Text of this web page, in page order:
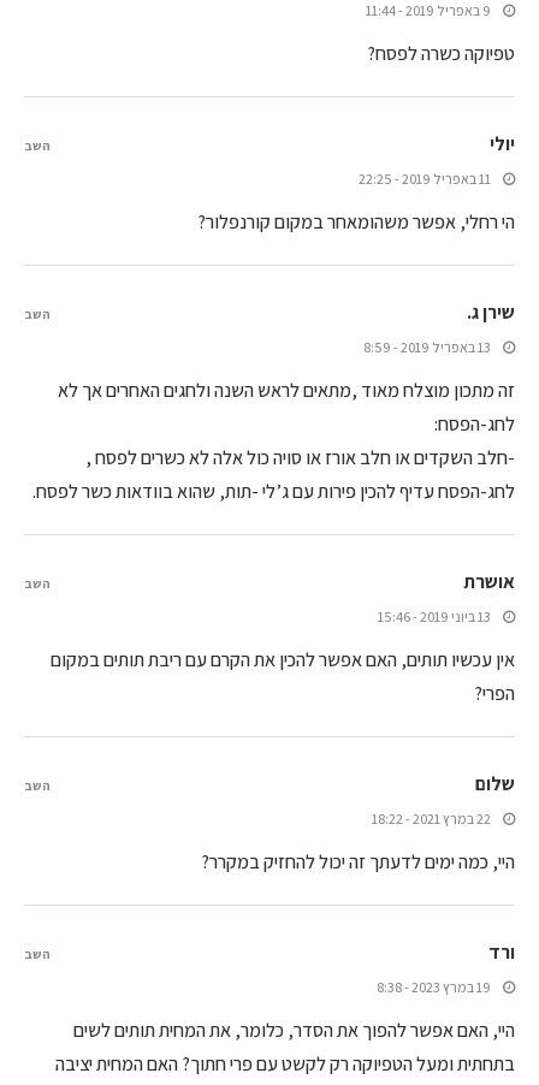
9 באפריל 2019 - 11:44
טפיוקה כשרה לפסח?
יולי
11 באפריל 2019 - 22:25
הי רחלי, אפשר משהומאחר במקום קורנפלור?
השב
שירן ג.
13 באפריל 2019 - 8:59
זה מתכון מוצלח מאוד ,מתאים לראש השנה ולחגים האחרים אך לא
לחג-הפסח:
-חלב השקדים או חלב אורז או סויה כול אלה לא כשרים לפסח ,
לחג-הפסח עדיף להכין פירות עם ג’לי -תות, שהוא בוודאות כשר לפסח.
השב
אושרת
13 ביוני 2019 - 15:46
אין עכשיו תותים, האם אפשר להכין את הקרם עם ריבת תותים במקום
הפרי?
השב
שלום
22 במרץ 2021 - 18:22
היי, כמה ימים לדעתך זה יכול להחזיק במקרר?
השב
ורד
19 במרץ 2023 - 8:38
היי, האם אפשר להפוך את הסדר, כלומר, את המחית תותים לשים
בתחתית ומעל הטפיוקה רק לקשט עם פרי חתוך? האם המחית יציבה
השב